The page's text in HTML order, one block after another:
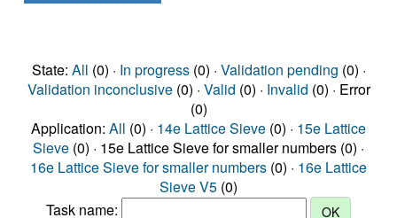
State: All (0) · In progress(0) · Validation pending (0) ·
Validation inconclusive(0) · Valid (0) · Invalid (0) · Error
(0)
Application: All (0) · 14e Lattice Sieve (0) · 15e Lattice
Sieve (0) · 15e Lattice Sieve for smaller numbers (0) ·
16e Lattice Sieve for smaller numbers (0) · 16e Lattice
Sieve V5 (0)
Task name: